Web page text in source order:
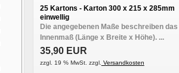
25 Kartons - Karton 300 x 215 x 285mm
einwellig
Die angegebenen Maße beschreiben das
Innenmaß (Länge x Breite x Höhe). ...
35,90 EUR
zzgl. 19 % MwSt. zzgl. Versandkosten